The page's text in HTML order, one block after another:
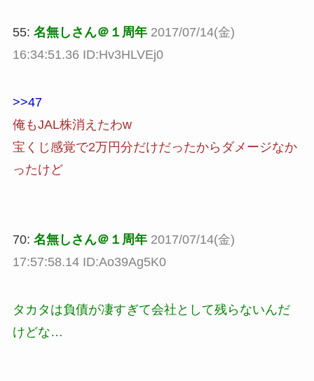
55: 名無しさん＠１周年 2017/07/14(金)
16:34:51.36 ID:Hv3HLVEj0
>>47
俺もJAL株消えたわw
宝くじ感覚で2万円分だけだったからダメージなか
ったけど
70: 名無しさん＠１周年 2017/07/14(金)
17:57:58.14 ID:Ao39Ag5K0
タカタは負債が凄すぎて会社として残らないんだ
けどな…